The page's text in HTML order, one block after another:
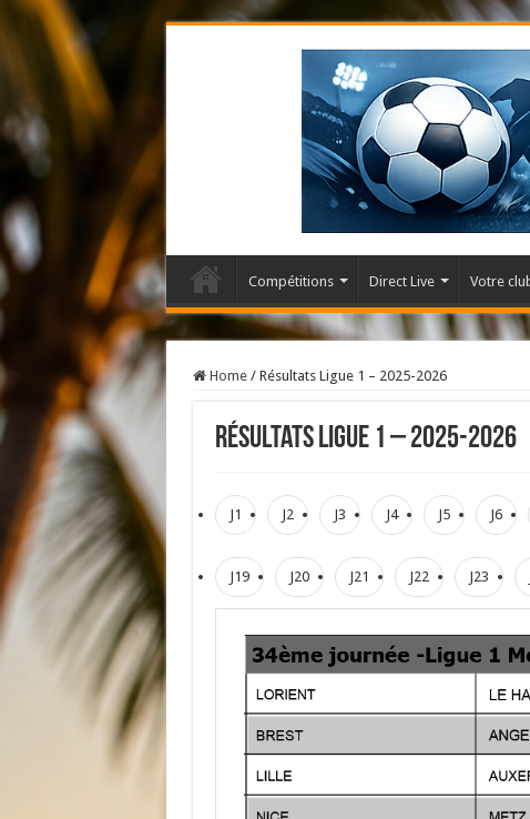
Compétitions Direct Live Votre
Home / Résultats Ligue 1 – 2025-2026
Résultats Ligue 1 – 2025-2026
J1 J2 J3 J4 J5 J6
J19 J20 J21 J22 J23